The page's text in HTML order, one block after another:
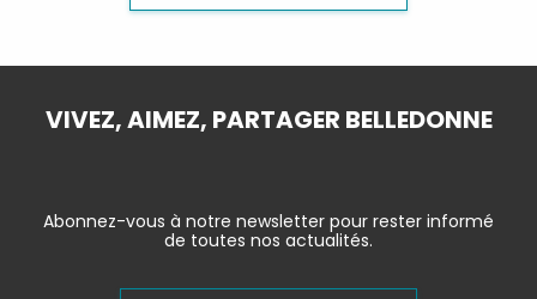
VIVEZ, AIMEZ, PARTAGER BELLEDONNE
Abonnez-vous à notre newsletter pour rester informé
de toutes nos actualités.